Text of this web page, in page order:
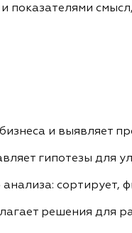
показателями
и выявляет
гипотезы для
сортирует,
решения для